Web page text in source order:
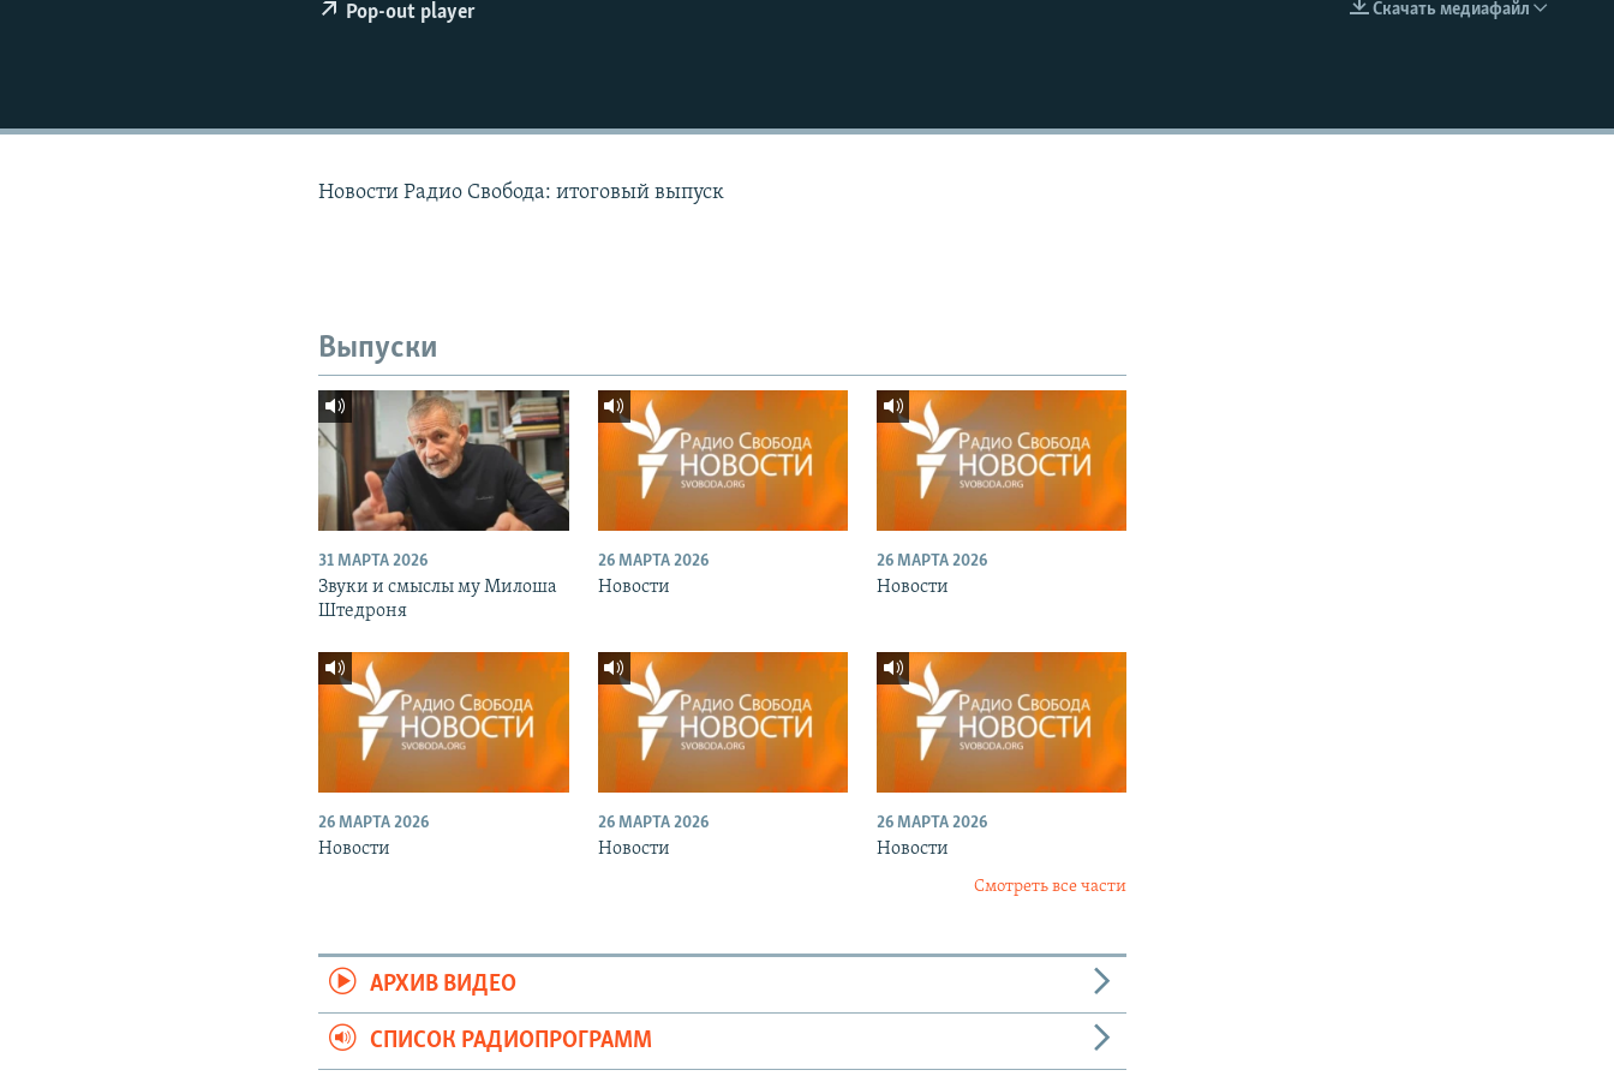
EMBED
Скачать медиафайл
Pop-out player
Новости Радио Свобода: итоговый выпуск
Выпуски
31 МАРТА 2026
Звуки и смыслы му Милоша
Штедроня
26 МАРТА 2026
Новости
26 МАРТА 2026
Новости
26 МАРТА 2026
Новости
26 МАРТА 2026
Новости
26 МАРТА 2026
Новости
Смотреть все части
АРХИВ ВИДЕО
СПИСОК РАДИОПРОГРАММ